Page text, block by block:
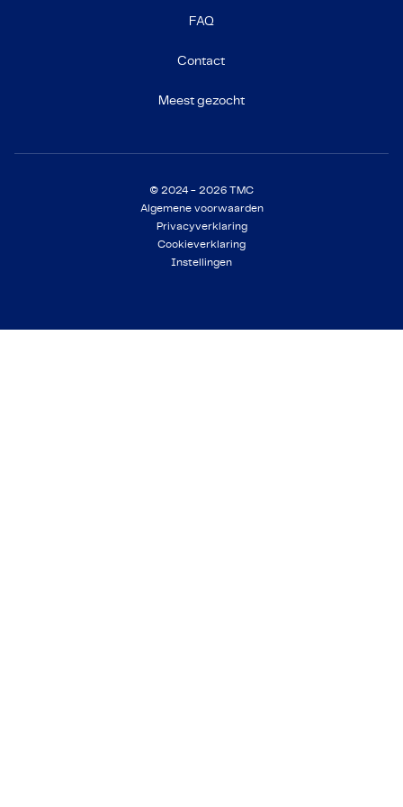
FAQ
Contact
Meest gezocht
© 2024 - 2026 TMC
Algemene voorwaarden
Privacyverklaring
Cookieverklaring
Instellingen